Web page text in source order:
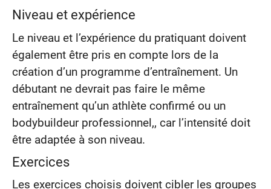
Niveau et expérience
Le niveau et l’expérience du pratiquant doivent
également être pris en compte lors de la
création d’un programme d’entraînement. Un
débutant ne devrait pas faire le même
entraînement qu’un athlète confirmé ou un
bodybuildeur professionnel,, car l’intensité doit
être adaptée à son niveau.
Exercices
Les exercices choisis doivent cibler les groupes